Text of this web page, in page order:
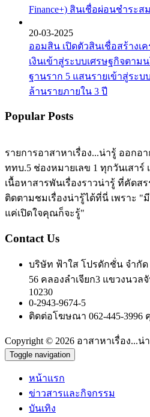
Finance+) สินเชื่อผ่อนชำระ
20-03-2025
ออมสิน เปิดตัวสินเชื่อสร้างเ
เงินเข้าสู่ระบบเศรษฐกิจตาม
ฐานราก 5 แสนรายเข้าสู่ระบ
ล้านรายภายใน 3 ปี
Popular Posts
รายการอาสาหาเรื่อง...น่ารู้ ออก
ททบ.5 ช่องหมายเลข 1 ทุกวันเสาร์
เนื้อหาสารพันเรื่องราวน่ารู้ ที่คัด
ติดตามชมเรื่องน่ารู้ได้ที่นี่ เพราะ
แค่เปิดใจคุณก็จะรู้"
Contact Us
บริษัท ฟ้าใส โปรดักชั่น จำกัด
56 คลองลำเจียก3 แขวงนวล
10230
0-2943-9674-5
ติดต่อโฆษณา 062-445-
Copyright © 2026 อาสาหาเรื่อง...น่า
Toggle navigation
หน้าแรก
ข่าวสารและกิจกรรม
บันเทิง